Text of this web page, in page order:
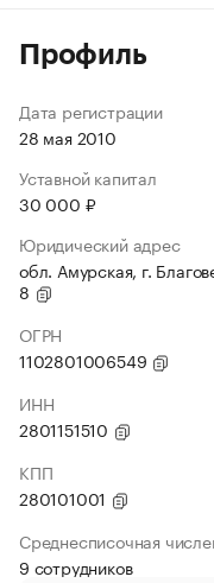
Профиль
Дата регистрации
28 мая 2010
Уставной капитал
30 000 ₽
Юридический адрес
обл. Амурская, г.
8
ОГРН
1102801006549
ИНН
2801151510
КПП
280101001
Среднесписочная
9 сотрудников